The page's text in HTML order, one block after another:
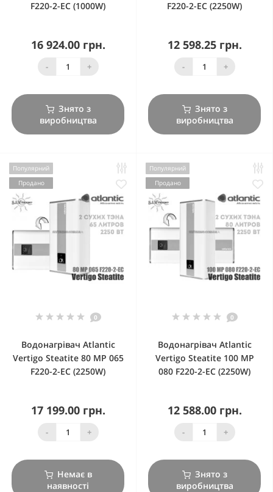
F220-2-EC (1000W)
16 924.00 грн.
- +
Знято з
виробництва
F220-2-EC (2250W)
12 598.25 грн.
- +
Знято з
виробництва
Популярний
Продано
0
Водонагрівач Atlantic
Vertigo Steatite 80 MP 065
F220-2-EC (2250W)
17 199.00 грн.
- +
Немає в
наявності
Популярний
Продано
0
Водонагрівач Atlantic
Vertigo Steatite 100 MP
080 F220-2-EC (2250W)
12 588.00 грн.
- +
Знято з
виробництва